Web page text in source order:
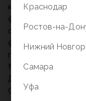
кубики - 2 шт.
фигурки домов и
отелей)
фигурки игроков - 8
правила игры.
Материалы:
Для детей старше
Страна
Краснодар
Ростов-на-
Нижний
Самара
Уфа